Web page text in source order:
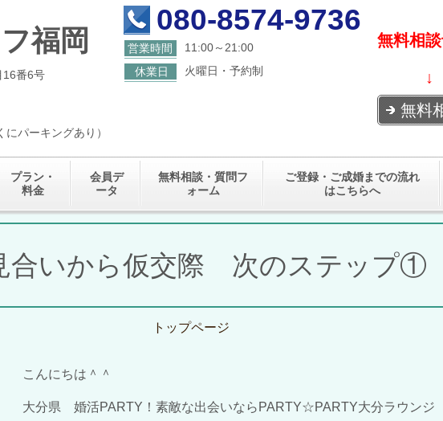
福岡
16番6号
パーキングあり）
080-8574-9736
営業時間
11:00～21:00
休業日
火曜日・予約制
無料相
無料
プラン・
料金
会員デ
ータ
無料相談・質問フ
ォーム
ご登録・ご成婚までの流れ
はこちらへ
合いから仮交際 次のステップ①
トップページ
こんにちは＾＾
大分県 婚活PARTY ！素敵な出会いなら PARTY☆PARTY大分ラウンジ